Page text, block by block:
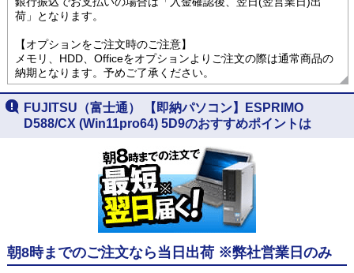
荷」となります。
【オプションをご注文時のご注意】
メモリ、HDD、Officeをオプションよりご注文の際は通常商品の
納期となります。予めご了承ください。
FUJITSU（富士通） 【即納パソコン】ESPRIMO
D588/CX (Win11pro64) 5D9のおすすめポイントは
朝8時までのご注文なら当日出荷 ※弊社営業日のみ